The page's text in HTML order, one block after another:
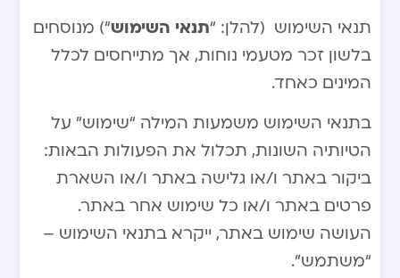
תנאי השימוש (להלן: “תנאי השימוש“) מנוסחים
בלשון זכר מטעמי נוחות, אך מתייחסים לכלל
המינים כאחד.
בתנאי השימוש משמעות המילה “שימוש” על
הטיותיה השונות, תכלול את הפעולות הבאות:
ביקור באתר ו/או גלישה באתר ו/או השארת
פרטים באתר ו/או כל שימוש אחר באתר.
העושה שימוש באתר, ייקרא בתנאי השימוש –
“משתמש”.